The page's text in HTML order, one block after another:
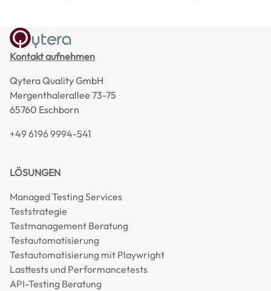
Kontakt aufnehmen
Qytera Quality GmbH
Mergenthalerallee 73-75
65760 Eschborn
+49 6196 9994-541
LÖSUNGEN
Managed Testing Services
Teststrategie
Testmanagement Beratung
Testautomatisierung
Testautomatisierung mit Playwright
Lasttests und Performancetests
API-Testing Beratung